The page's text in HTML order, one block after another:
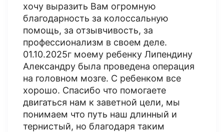
хочу выразить Вам огромную
благодарность за колоссальную
помощь, за отзывчивость, за
профессионализм в своем деле.
01.10.2025г моему ребенку Липендину
Александру была проведена операция
на головном мозге. С ребенком все
хорошо. Спасибо что помогаете
двигаться нам к заветной цели, мы
понимаем что путь наш длинный и
тернистый, но благодаря таким